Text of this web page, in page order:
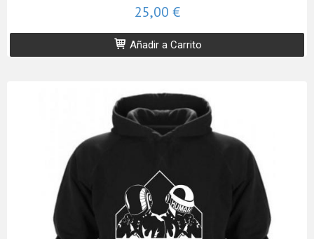
25,00 €
Añadir a Carrito